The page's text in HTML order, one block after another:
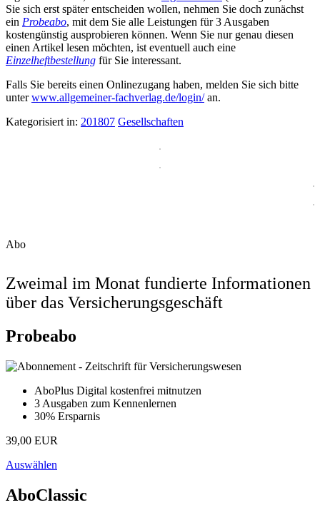
Sie sich erst später entscheiden wollen, nehmen Sie doch zunächst
ein Probeabo, mit dem Sie alle Leistungen für 3 Ausgaben
kostengünstig ausprobieren können. Wenn Sie nur genau diesen
einen Artikel lesen möchten, ist eventuell auch eine
Einzelheftbestellung für Sie interessant.
Falls Sie bereits einen Onlinezugang haben, melden Sie sich bitte
unterwww.allgemeiner-fachverlag.de/login/an.
Kategorisiert in: 201807 Gesellschaften
Abo
Zweimal im Monat fundierte Informationen
über das Versicherungsgeschäft
Probeabo
AboPlus Digital kostenfrei mitnutzen
3 Ausgaben zum Kennenlernen
30% Ersparnis
39,00 EUR
Auswählen
AboClassic